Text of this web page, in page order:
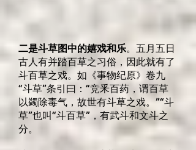
二是斗草图中的嬉戏和乐。五月五日
古人有并踏百草之习俗，因此就有了
斗百草之戏。如《事物纪原》卷九
“斗草”条引曰：“竞釆百药，谓百草
以蠲除毒气，故世有斗草之戏。”“斗
草”也叫“斗百草”，有武斗和文斗之
分。